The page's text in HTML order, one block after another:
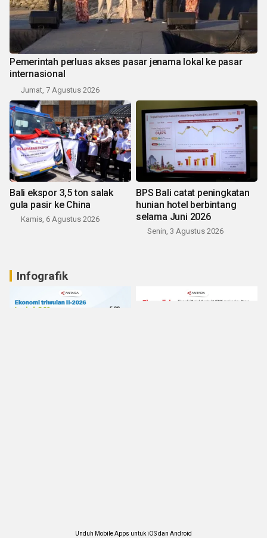
Pemerintah perluas akses pasar jenama lokal ke pasar
internasional
Jumat, 7 Agustus 2026
Bali ekspor 3,5 ton salak
gula pasir ke China
Kamis, 6 Agustus 2026
BPS Bali catat peningkatan
hunian hotel berbintang
selama Juni 2026
Senin, 3 Agustus 2026
Infografik
Unduh Mobile Apps untuk iOS dan Android